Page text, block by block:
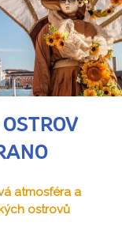
atmosféra a
ostrovů